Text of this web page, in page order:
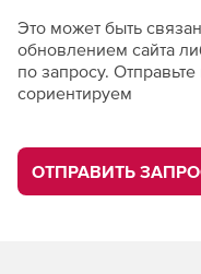
Это может быть
обновлением сайта
по запросу.
сориентируем
ОТПРАВИТЬ